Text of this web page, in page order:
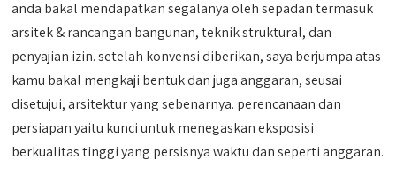
anda bakal mendapatkan segalanya oleh sepadan termasuk
arsitek & rancangan bangunan, teknik struktural, dan
penyajian izin. setelah konvensi diberikan, saya berjumpa atas
kamu bakal mengkaji bentuk dan juga anggaran, seusai
disetujui, arsitektur yang sebenarnya. perencanaan dan
persiapan yaitu kunci untuk menegaskan eksposisi
berkualitas tinggi yang persisnya waktu dan seperti anggaran.